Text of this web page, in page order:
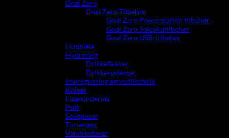
Goal Zero
Goal Zero Tilbehør
Goal Zero Powerstation tilbehør
Goal Zero Solcelletilbehør
Goal Zero USB-tilbehør
Hudpleie
Hydrering
Drikkeflasker
Drikkesystemer
Impregnering og vedlikehold
Kniver
Liggeunderlag
Pulk
Soveposer
Tursenger
Vandrestaver